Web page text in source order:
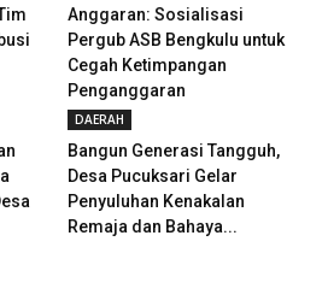
Anggaran: Sosialisasi
Pergub ASB Bengkulu untuk
Cegah Ketimpangan
Penganggaran
DAERAH
Bangun Generasi Tangguh,
Desa Pucuksari Gelar
Penyuluhan Kenakalan
Remaja dan Bahaya...